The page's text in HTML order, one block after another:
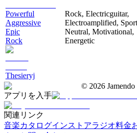
Powerful
Aggressive
Epic
Rock
Thesieryj
Rock, Electricguitar,
Electroamplified,
Neutral, Motivational,
Energetic
© 2026
アプリを入手
関連リンク
音楽カタログインストアラジオ料金